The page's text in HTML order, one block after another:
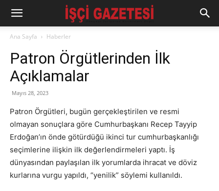
Ana Sayfa Haberler
Patron Örgütlerinden İlk
Açıklamalar
Mayıs 28, 2023
Patron Örgütleri, bugün gerçekleştirilen ve resmi
olmayan sonuçlara göre Cumhurbaşkanı Recep Tayyip
Erdoğan’ın önde götürdüğü ikinci tur cumhurbaşkanlığı
seçimlerine ilişkin ilk değerlendirmeleri yaptı. İş
dünyasından paylaşılan ilk yorumlarda ihracat ve döviz
kurlarına vurgu yapıldı, “yenilik” söylemi kullanıldı.